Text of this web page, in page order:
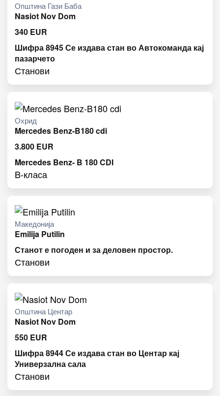
Општина Гази Баба
Nasiot Nov Dom
340 EUR
Шифра 8945 Се издава стан во Автокоманда кај
пазарчето
Станови
Охрид
Mercedes Benz-B180 cdi
3.800 EUR
Mercedes Benz- B 180 CDI
B-класа
Македонија
Emilija Putilin
Станот е погоден и за деловен простор.
Станови
Општина Центар
Nasiot Nov Dom
550 EUR
Шифра 8944 Се издава стан во Центар кај
Универзална сала
Станови